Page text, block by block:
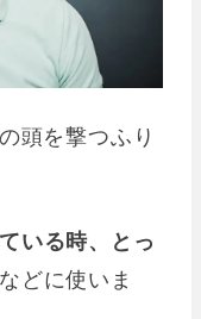
頭を撃つふり
いる時、とっ
どに使いま